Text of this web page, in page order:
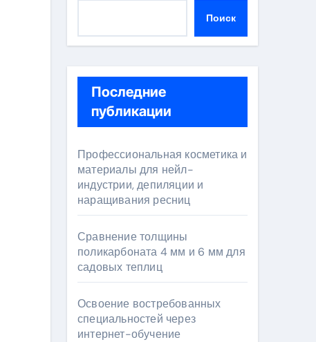
Поиск
Последние
публикации
Профессиональная косметика и
материалы для нейл-
индустрии, депиляции и
наращивания ресниц
Сравнение толщины
поликарбоната 4 мм и 6 мм для
садовых теплиц
Освоение востребованных
специальностей через
интернет-обучение